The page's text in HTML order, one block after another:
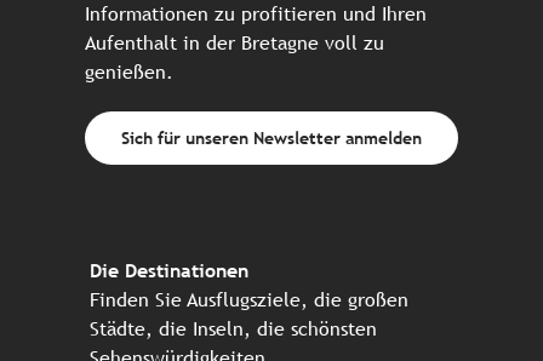
Informationen zu profitieren und Ihren
Aufenthalt in der Bretagne voll zu
genießen.
Sich für unseren Newsletter anmelden
Die Destinationen
Finden Sie Ausflugsziele, die großen
Städte, die Inseln, die schönsten